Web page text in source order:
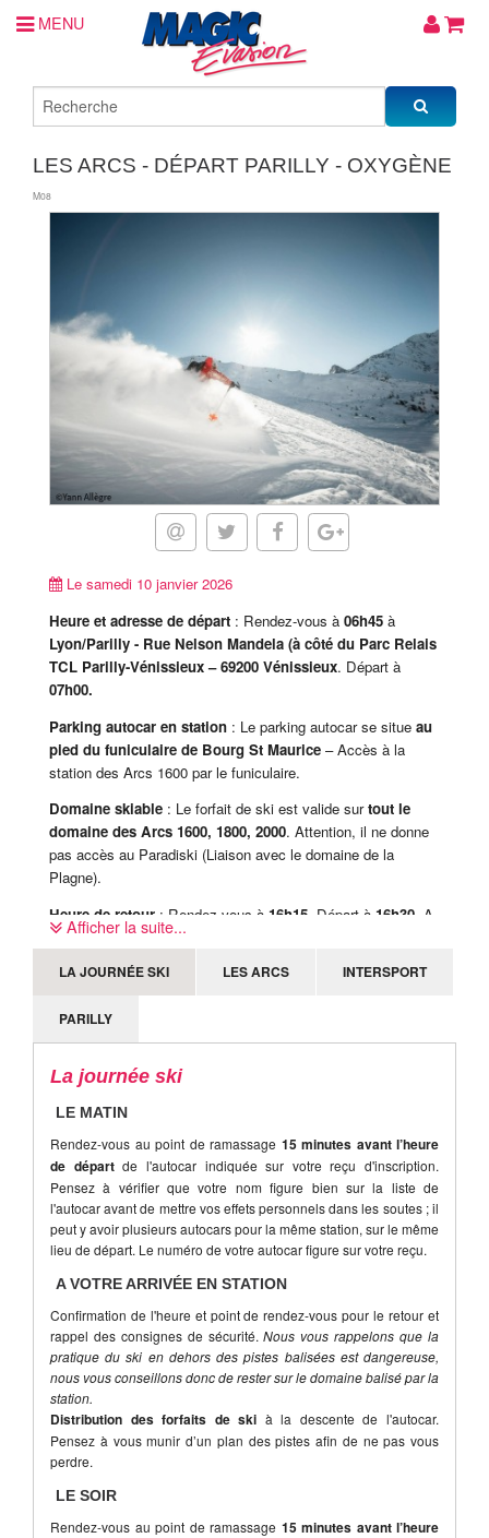
MENU
LES ARCS - DÉPART PARILLY - OXYGÈNE
M08
Le samedi 10 janvier 2026
Heure et adresse de départ : Rendez-vous à 06h45 à
Lyon/Parilly - Rue Nelson Mandela (à côté du Parc Relais
TCL Parilly-Vénissieux– 69200 Vénissieux. Départ à
07h00.
Parking autocar en station : Le parking autocar se situe au
pied du funiculaire de Bourg St Maurice – Accès à la
station des Arcs 1600 par le funiculaire.
Domaine skiable : Le forfait de ski est valide surtout le
domaine des Arcs 1600, 1800, 2000. Attention, il ne donne
pas accès au Paradiski (Liaison avec le domaine de la
Plagne).
Heure de retour : Rendez-vous à 16h15 . Départ à 16h30 . A
revalider sur place avec le coordinateur.
Attention, le mauvais temps ou encore le manque de
neige ne sont pas des motifs d'annulation valables de la
part d'un participant.
Afficher la suite...
LA JOURNÉE SKI LES ARCS INTERSPORT
PARILLY
La journée ski
LE MATIN
Rendez-vous au point de ramassage 15 minutes avant l’heure
de départde l'autocar indiquée sur votre reçu d'inscription.
Pensez à vérifier que votre nom figure bien sur la liste de
l'autocar avant de mettre vos effets personnels dans les soutes ; il
peut y avoir plusieurs autocars pour la même station, sur le même
lieu de départ. Le numéro de votre autocar figure sur votre reçu.
A VOTRE ARRIVÉE EN STATION
Confirmation de l'heure et point de rendez-vous pour le retour et
rappel des consignes de sécurité.Nous vous rappelons que la
pratique du ski en dehors des pistes balisées est dangereuse,
nous vous conseillons donc de rester sur le domaine balisé par la
station.
Distribution des forfaits de ski à la descente de l'autocar.
Pensez à vous munir d’un plan des pistes afin de ne pas vous
perdre.
LE SOIR
Rendez-vous au point de ramassage 15 minutes avant l’heure